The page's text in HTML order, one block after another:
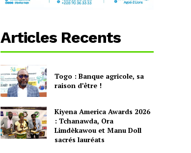
Articles Recents
Togo : Banque agricole, sa
raison d’être !
Kiyena America Awards 2026
: Tchanawda, Ora
Limdèkawou et Manu Doll
sacrés lauréats